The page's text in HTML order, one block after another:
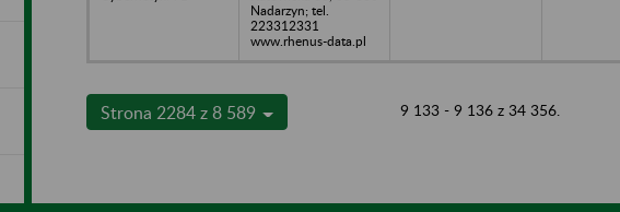
Nadarzyn; tel.
223312331
www.rhenus-data.pl
Strona 2284 z 8 589 9 133 - 9 136 z 34 356.